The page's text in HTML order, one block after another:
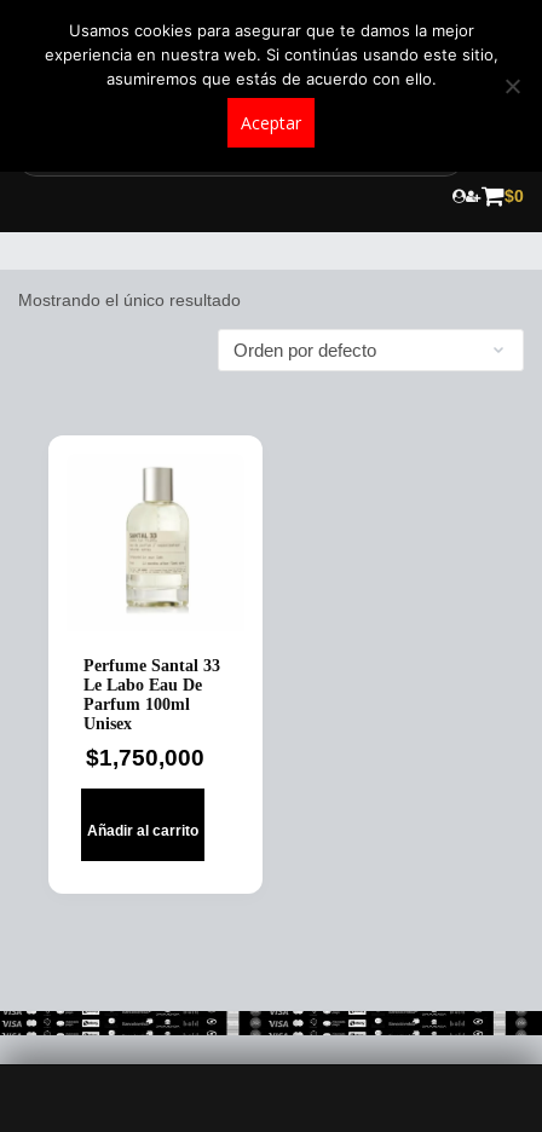
$0
Mostrando el único resultado
Perfume Santal 33
Le Labo Eau De
Parfum 100ml
Unisex
$1,750,000
Añadir al carrito
Usamos cookies para asegurar que te damos la mejor
experiencia en nuestra web. Si continúas usando este sitio,
asumiremos que estás de acuerdo con ello.
Aceptar